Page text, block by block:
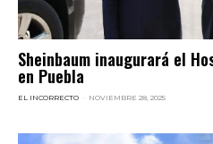
Sheinbaum inaugurará el
en Puebla
EL INCORRECTO - NOVIEMBRE 28, 2025